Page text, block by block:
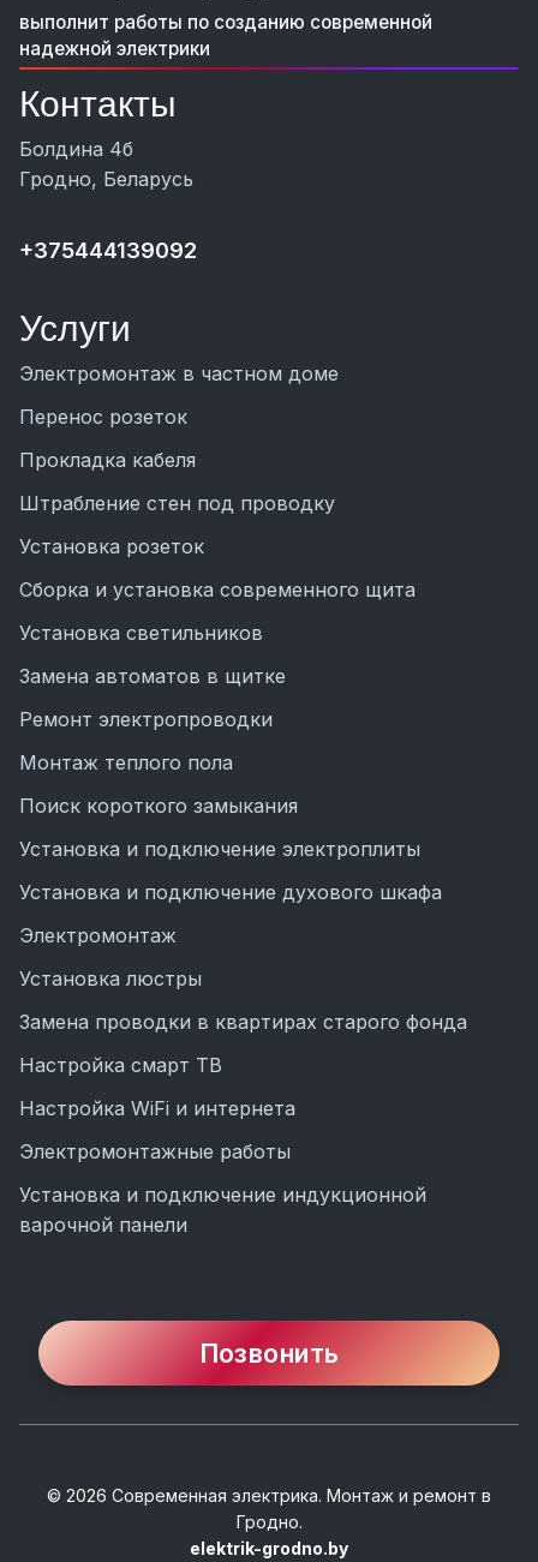
выполнит работы по созданию современной
надежной электрики
Контакты
Болдина 4б
Гродно, Беларусь
+375444139092
Услуги
Электромонтаж в частном доме
Перенос розеток
Прокладка кабеля
Штрабление стен под проводку
Установка розеток
Сборка и установка современного щита
Установка светильников
Замена автоматов в щитке
Ремонт электропроводки
Монтаж теплого пола
Поиск короткого замыкания
Установка и подключение электроплиты
Установка и подключение духового шкафа
Электромонтаж
Установка люстры
Замена проводки в квартирах старого фонда
Настройка смарт ТВ
Настройка WiFi и интернета
Электромонтажные работы
Установка и подключение индукционной
варочной панели
Позвонить
© 2026 Современная электрика. Монтаж и ремонт в
Гродно.
elektrik-grodno.by